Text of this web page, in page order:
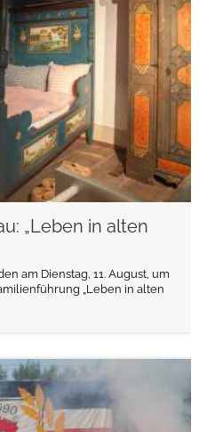
„Leben in alten
am Dienstag, 11. August, um
„Leben in alten